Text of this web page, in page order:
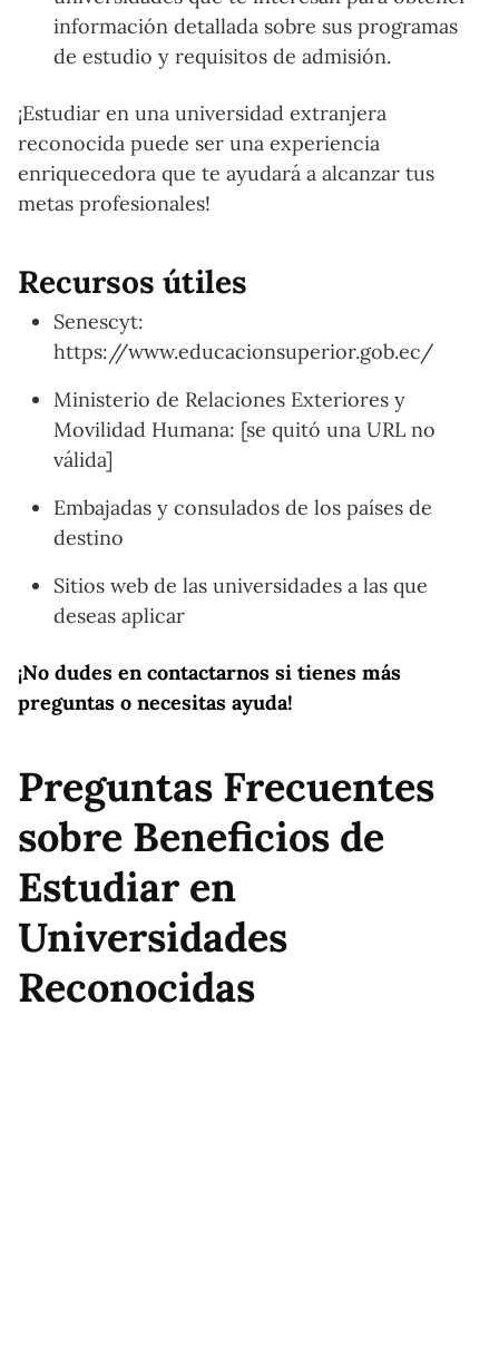
información detallada sobre sus programas
de estudio y requisitos de admisión.
¡Estudiar en una universidad extranjera
reconocida puede ser una experiencia
enriquecedora que te ayudará a alcanzar tus
metas profesionales!
Recursos útiles
Senescyt:
https://www.educacionsuperior.gob.ec/
Ministerio de Relaciones Exteriores y
Movilidad Humana: [se quitó una URL no
válida]
Embajadas y consulados de los países de
destino
Sitios web de las universidades a las que
deseas aplicar
¡No dudes en contactarnos si tienes más
preguntas o necesitas ayuda!
Preguntas Frecuentes
sobre Beneficios de
Estudiar en
Universidades
Reconocidas